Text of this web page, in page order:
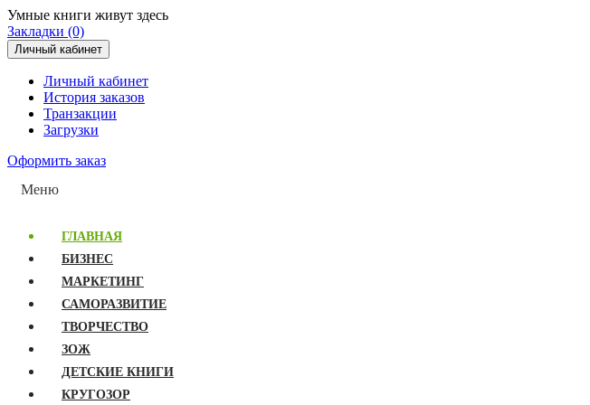
Умные книги живут здесь
Закладки (0)
Личный кабинет
Личный кабинет
История заказов
Транзакции
Загрузки
Оформить заказ
Меню
ГЛАВНАЯ
БИЗНЕС
МАРКЕТИНГ
САМОРАЗВИТИЕ
ТВОРЧЕСТВО
ЗОЖ
ДЕТСКИЕ КНИГИ
КРУГОЗОР